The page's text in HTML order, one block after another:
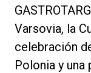
Varsovia, la
celebración
Polonia y